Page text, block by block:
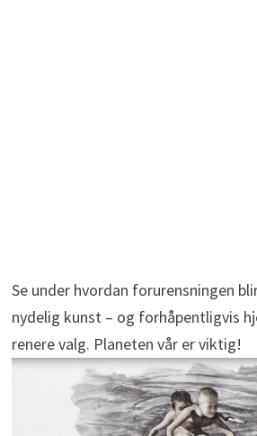
Se under hvordan forurensningen
nydelig kunst – og forhåpentligvis
renere valg. Planeten vår er viktig!